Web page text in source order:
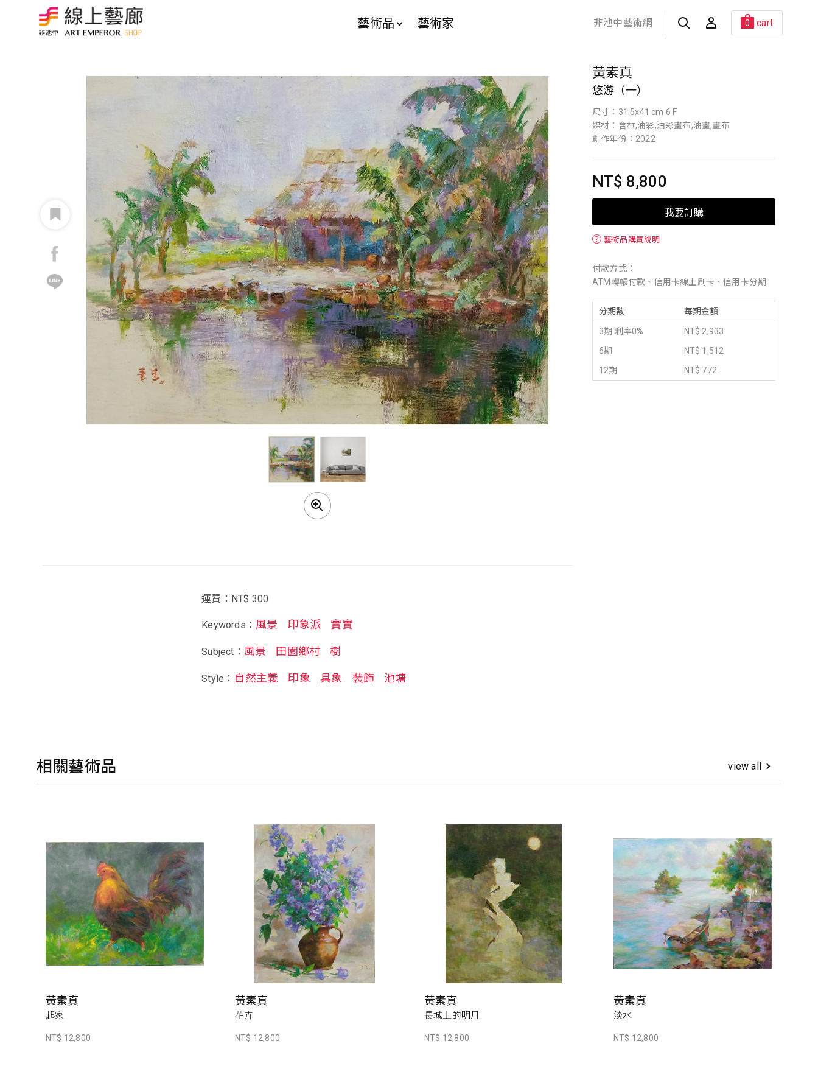
藝術品 藝術家 非池中藝術網 0 cart
黃素真
悠游（一）
尺寸：31.5x41 cm 6 F
媒材：含框,油彩,油彩畫布,油畫,畫布
創作年份：2022
NT$ 8,800
我要訂購
？ 藝術品購買說明
付款方式：
ATM轉帳付款、信用卡線上刷卡、信用卡分期
分期數 每期金額
3期 利率0%
NT$ 2,933
6期
NT$ 1,512
12期
NT$ 772
運費：NT$ 300
Keywords： 風景 印象派 實實
Subject： 風景 田園鄉村 樹
Style： 自然主義 印象 具象 裝飾 池塘
相關藝術品 view all
黃素真
起家
NT$ 12,800
黃素真
花卉
NT$ 12,800
黃素真
長城上的明月
NT$ 12,800
黃素真
淡水
NT$ 12,800